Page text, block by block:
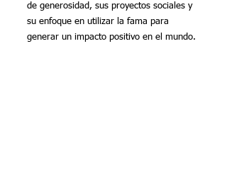
de generosidad, sus proyectos sociales y
su enfoque en utilizar la fama para
generar un impacto positivo en el mundo.